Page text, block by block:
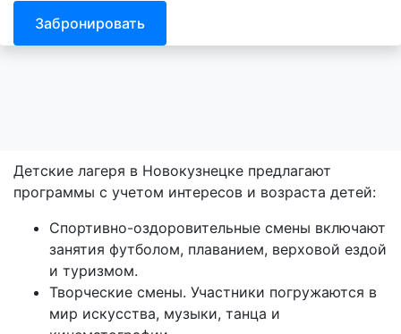
Забронировать
Детские лагеря в Новокузнецке предлагают
программы с учетом интересов и возраста детей:
Спортивно-оздоровительные смены включают
занятия футболом, плаванием, верховой ездой
и туризмом.
Творческие смены. Участники погружаются в
мир искусства, музыки, танца и